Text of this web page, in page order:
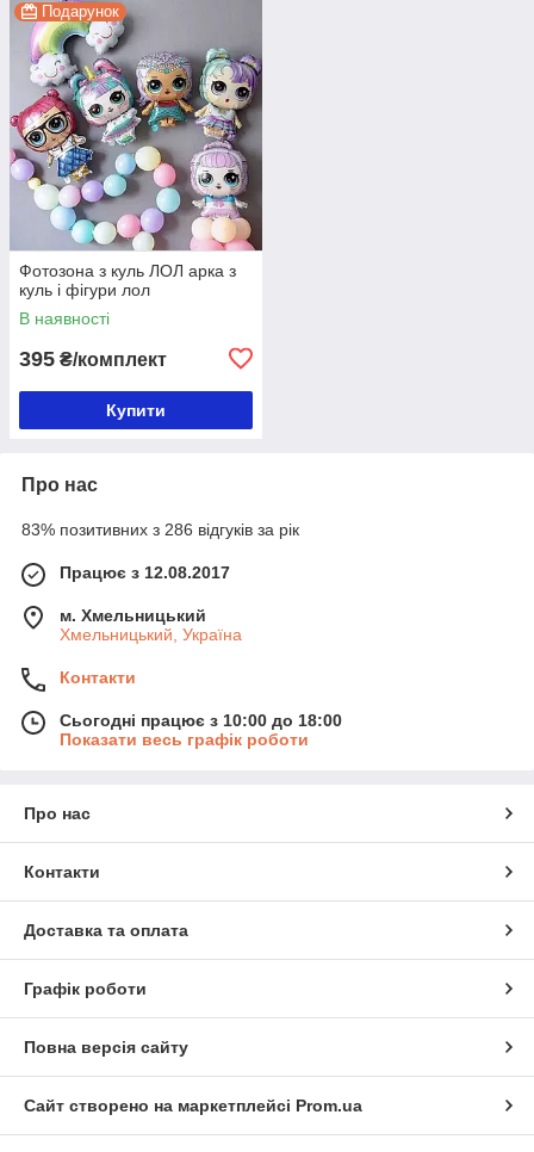
Подарунок
Фотозона з куль ЛОЛ арка з
куль і фігури лол
В наявності
395 ₴/комплект
Купити
Про нас
83% позитивних з 286 відгуків за рік
Працює з 12.08.2017
м. Хмельницький
Хмельницький, Україна
Контакти
Сьогодні працює з 10:00 до 18:00
Показати весь графік роботи
Про нас
Контакти
Доставка та оплата
Графік роботи
Повна версія сайту
Сайт створено на маркетплейсі Prom.ua